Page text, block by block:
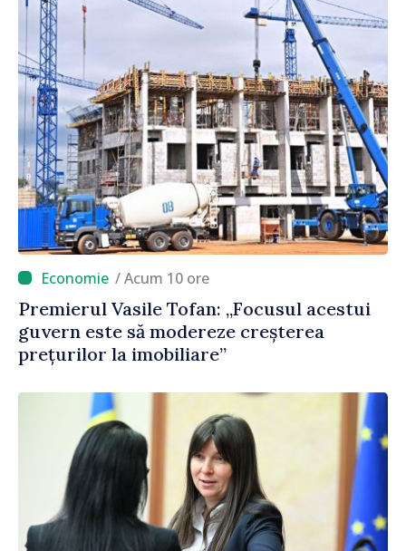
/ Acum 10 ore
Premierul Vasile Tofan: „Focusul acestui
guvern este să modereze creșterea
prețurilor la imobiliare”